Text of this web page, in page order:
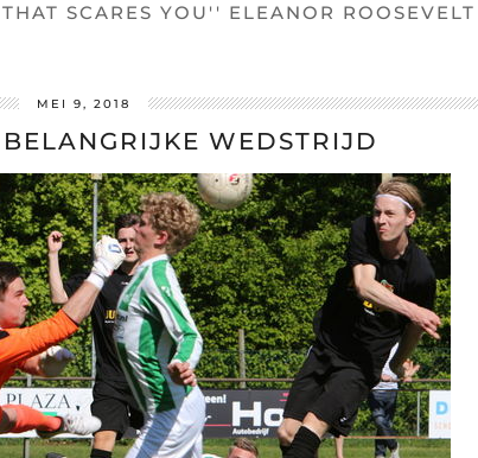
SCARES YOU'' ELEANOR ROOSEVELT
MEI 9, 2018
WEDSTRIJD